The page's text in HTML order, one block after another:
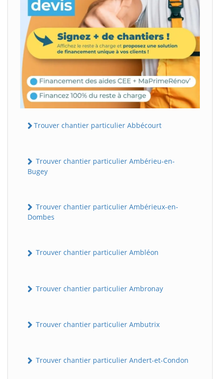
Trouver chantier particulier Abbécourt
Trouver chantier particulier Ambérieu-en-
Bugey
Trouver chantier particulier Ambérieux-en-
Dombes
Trouver chantier particulier Ambléon
Trouver chantier particulier Ambronay
Trouver chantier particulier Ambutrix
Trouver chantier particulier Andert-et-Condon